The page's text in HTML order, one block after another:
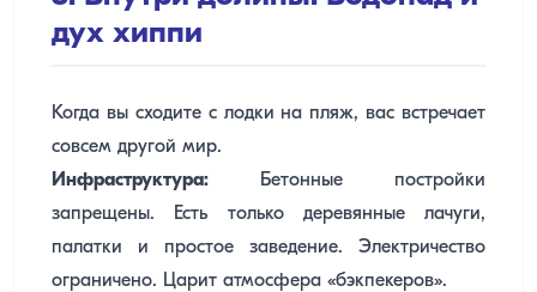
дух хиппи
Когда вы сходите с лодки на пляж, вас встречает
совсем другой мир.
Инфраструктура: Бетонные постройки
запрещены. Есть только деревянные лачуги,
палатки и простое заведение. Электричество
ограничено. Царит атмосфера «бэкпекеров».